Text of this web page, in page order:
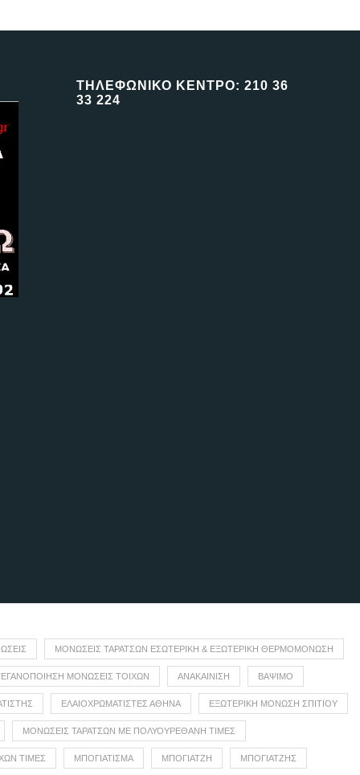
ΤΗΛΕΦΩΝΙΚΟ ΚΕΝΤΡΟ: 210 36
33 224
ΜΟΝΏΣΕΙΣ ΤΑΡΑΤΣΏΝ ΕΣΩΤΕΡΙΚΉ & ΕΞΩΤΕΡΙΚΉ ΘΕΡΜΟΜΌΝΩΣΗ
ΜΟΝΏΣΕΙΣ ΤΟΊΧΩΝ ΑΝΑΚΑΙΝΙΣΗ ΒΆΨΙΜΟ
ΕΛΑΙΟΧΡΩΜΑΤΙΣΤΕΣ ΑΘΗΝΑ ΕΞΩΤΕΡΙΚΗ ΜΟΝΩΣΗ ΣΠΙΤΙΟΥ
ΜΟΝΩΣΕΙΣ ΤΑΡΑΤΣΩΝ ΜΕ ΠΟΛΥΟΥΡΕΘΑΝΗ ΤΙΜΕΣ
ΤΙΜΕΣ ΜΠΟΓΙΆΤΙΣΜΑ ΜΠΟΓΙΑΤΖΉ ΜΠΟΓΙΑΤΖΉΣ